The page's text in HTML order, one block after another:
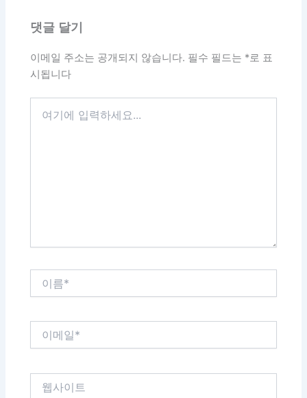
댓글 달기
이메일 주소는 공개되지 않습니다. 필수 필드는 *로 표
시됩니다